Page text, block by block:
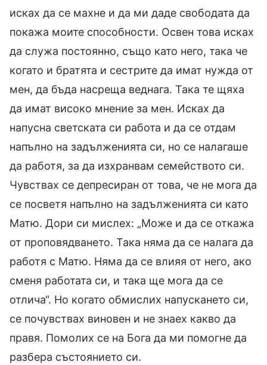
исках да се махне и да ми даде свободата да
покажа моите способности. Освен това исках
да служа постоянно, също като него, така че
когато и братята и сестрите да имат нужда от
мен, да бъда насреща веднага. Така те щяха
да имат високо мнение за мен. Исках да
напусна светската си работа и да се отдам
напълно на задълженията си, но се налагаше
да работя, за да изхранвам семейството си.
Чувствах се депресиран от това, че не мога да
се посветя напълно на задълженията си като
Матю. Дори си мислех: „Може и да се откажа
от проповядването. Така няма да се налага да
работя с Матю. Няма да се влияя от него, ако
сменя работата си, и така ще мога да се
отлича“. Но когато обмислих напускането си,
се почувствах виновен и не знаех какво да
правя. Помолих се на Бога да ми помогне да
разбера състоянието си.